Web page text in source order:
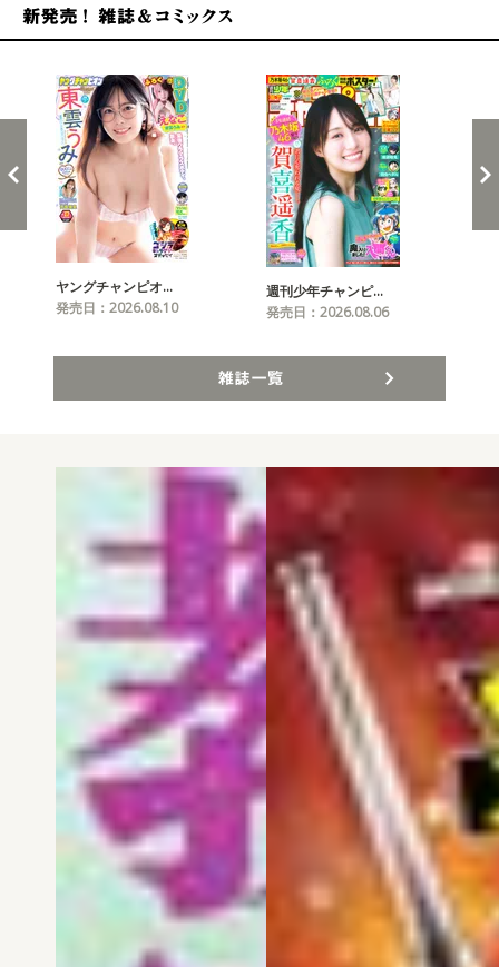
ヤングチャンピオ…
発売日：2026.08.10
週刊少年チャンピ…
発売日：2026.08.06